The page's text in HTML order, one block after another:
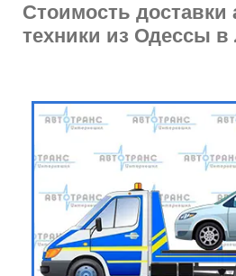
Стоимость доставки
техники из Одессы